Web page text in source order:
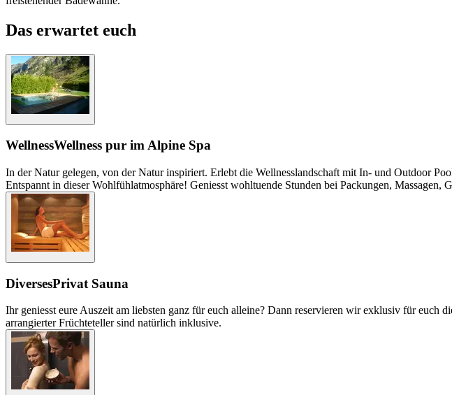
Das erwartet euch
WellnessWellness pur im Alpine Spa
In der Natur gelegen, von der Natur inspiriert. Erlebt die Wellnesslandschaft mit In- und Outdoor
Entspannt in dieser Wohlfühlatmosphäre! Geniesst wohltuende Stunden bei Packungen,
DiversesPrivat Sauna
Ihr geniesst eure Auszeit am liebsten ganz für euch alleine? Dann reservieren wir exklusiv für euch
arrangierter Früchteteller sind natürlich inklusive.